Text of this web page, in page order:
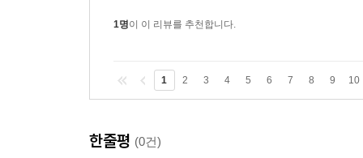
1명이 이 리뷰를 추천합니다.
1 2 3 4 5 6 7 8 9 10
한줄평 (0건)